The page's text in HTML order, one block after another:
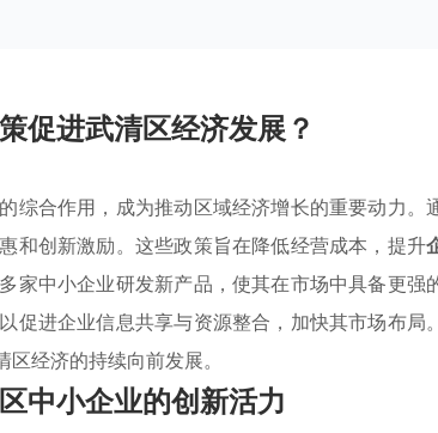
促进武清区经济发展？
的综合作用，成为推动区域经济增长的重要动力。
和创新激励。这些政策旨在降低经营成本，提升
家中小企业研发新产品，使其在市场中具备更强
进企业信息共享与资源整合，加快其市场布局。
经济的持续向前发展。
中小企业的创新活力